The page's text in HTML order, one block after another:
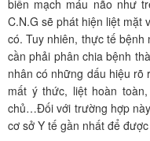
biến mạch máu não như
C.N.G sẽ phát hiện liệt mặt
có. Tuy nhiên, thực tế
cần phải phân chia bệnh
nhân có những dấu hiệu rõ
mất ý thức, liệt hoàn
chủ…Đối với trường hợp
cơ sở Y tế gần nhất để